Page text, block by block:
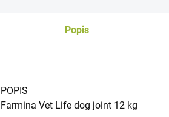
Popis
POPIS
Farmina Vet Life dog joint 12 kg